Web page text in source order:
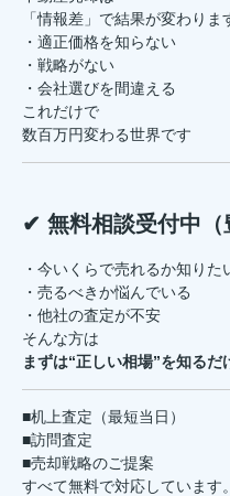
「情報差」で結果が変わりま
・適正価格を知らない
・戦略がない
・会社選びを間違える
これだけで
数百万円変わる世界です
✔ 無料相談受付中（
・今いくらで売れるか知りた
・売るべきか悩んでいる
・他社の査定が不安
そんな方は
まずは“正しい相場”を知るだ
■机上査定（最短当日）
■訪問査定
■売却戦略のご提案
すべて無料で対応しています。